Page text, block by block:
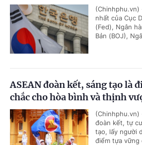
(Chinhphu.vn)
nhất của Cục
(Fed), Ngân
Bản (BOJ),
ASEAN đoàn kết, sáng tạo là
chắc cho hòa bình và thịnh
(Chinhphu.vn)
đoàn kết, tự
tạo, lấy người
điểm tựa vững